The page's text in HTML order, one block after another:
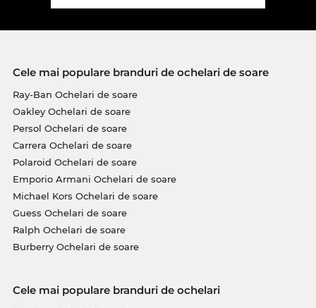
Cele mai populare branduri de ochelari de soare
Ray-Ban Ochelari de soare
Oakley Ochelari de soare
Persol Ochelari de soare
Carrera Ochelari de soare
Polaroid Ochelari de soare
Emporio Armani Ochelari de soare
Michael Kors Ochelari de soare
Guess Ochelari de soare
Ralph Ochelari de soare
Burberry Ochelari de soare
Cele mai populare branduri de ochelari